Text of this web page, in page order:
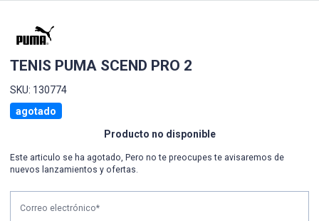
TENIS PUMA SCEND PRO 2
SKU: 130774
agotado
Producto no disponible
Este articulo se ha agotado, Pero no te preocupes te avisaremos de
nuevos lanzamientos y ofertas.
Correo electrónico*